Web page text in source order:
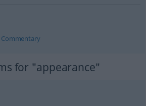
Commentary
for "appearance"